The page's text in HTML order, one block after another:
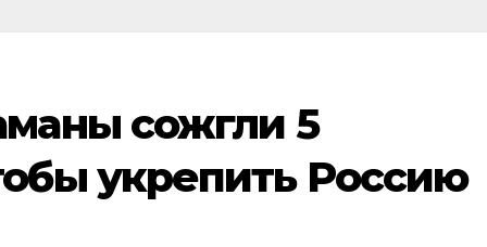
сожгли 5
укрепить Россию